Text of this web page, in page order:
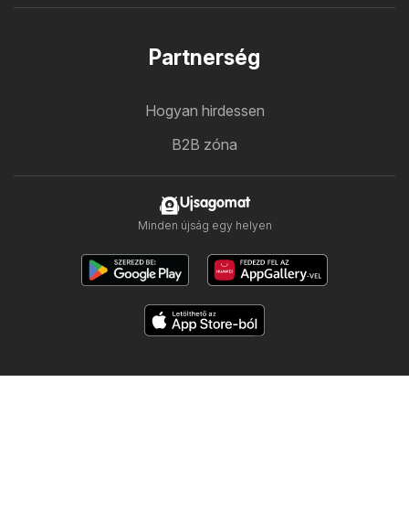
Partnerség
Hogyan hirdessen
B2B zóna
Ujsagomat
Minden újság egy helyen